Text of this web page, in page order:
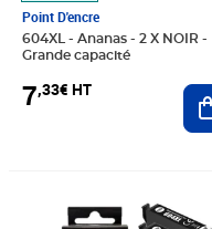
Point D'encre
604XL - Ananas - 2 X NOIR -
Grande capacité
7,33€ HT